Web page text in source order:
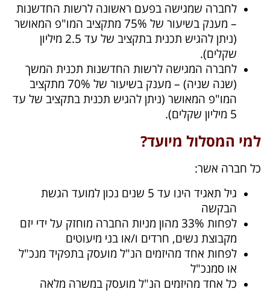
לחברה שמגישה בפעם ראשונה לרשות החדשנות
– מענק בשיעור של 75% מתקציב המו"פ המאושר
(ניתן להגיש תכנית בתקציב של עד 2.5 מיליון
שקלים).
לחברה המגישה לרשות החדשנות תכנית המשך
(שנה שניה) – מענק בשיעור של 70% מתקציב
המו"פ המאושר (ניתן להגיש תכנית בתקציב של עד
5 מיליון שקלים).
למי המסלול מיועד?
כל חברה אשר:
גיל תאגיד הינו עד 5 שנים נכון למועד הגשת
הבקשה
לפחות 33% מהון מניות החברה מוחזק על ידי יזם
מקבוצת נשים, חרדים ו/או בני מיעוטים
לפחות אחד מהיזמים הנ"ל מועסק בתפקיד מנכ"ל
או סמנכ"ל
כל אחד מהיזמים הנ"ל מועסק במשרה מלאה